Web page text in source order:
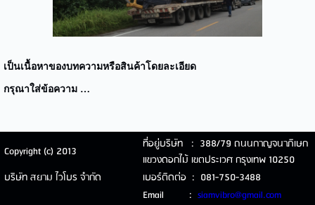
เป็นเนื้อหาของบทความหรือสินค้าโดยละเอียด
กรุณาใส่ข้อความ …
Copyright (c) 2013
ที่อยู่บริษัท : 388/79 ถนนกาญจนาภิเษก
แขวงดอกไม้ เขตประเวศ กรุงเทพ 10250
บริษัท สยาม ไวโบร จำกัด
เบอร์ติดต่อ : 081-750-3488
Email : siamvibro@gmail.com